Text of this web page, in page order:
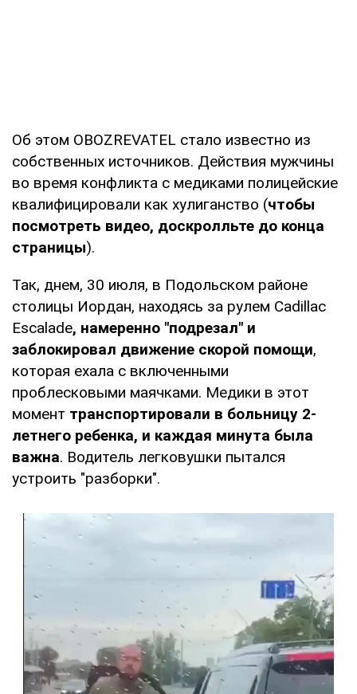
Об этом OBOZREVATEL стало известно из
собственных источников. Действия мужчины
во время конфликта с медиками полицейские
квалифицировали как хулиганство (чтобы
посмотреть видео, доскролльте до конца
страницы).
Так, днем, 30 июля, в Подольском районе
столицы Иордан, находясь за рулем Cadillac
Escalade, намеренно "подрезал" и
заблокировал движение скорой помощи,
которая ехала с включенными
проблесковыми маячками. Медики в этот
момент транспортировали в больницу 2-
летнего ребенка, и каждая минута была
важна. Водитель легковушки пытался
устроить "разборки".